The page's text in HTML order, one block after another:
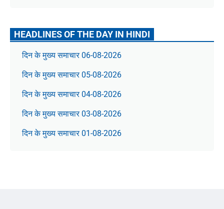
HEADLINES OF THE DAY IN HINDI
दिन के मुख्य समाचार 06-08-2026
दिन के मुख्य समाचार 05-08-2026
दिन के मुख्य समाचार 04-08-2026
दिन के मुख्य समाचार 03-08-2026
दिन के मुख्य समाचार 01-08-2026